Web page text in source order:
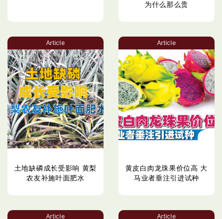
为什么那么贵
Article
土地缺磷成长受影响 黄梨
农友补施叶面肥水
Article
黄皮白肉龙珠果价位高 大
马业者垂注引进试种
Article Article